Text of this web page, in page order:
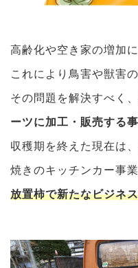
高齢化や空き家の増加
これにより鳥害や獣害
その問題を解決すべく、
ーツに加工・販売する
収穫期を終えた現在は
焼きのキッチンカー事
放置柿で新たなビジネ